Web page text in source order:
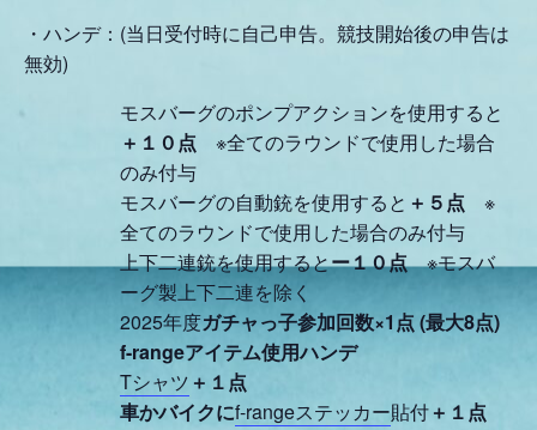
・ハンデ：(当日受付時に自己申告。競技開始後の申告は
無効)
モスバーグのポンプアクションを使用すると
＋１０点 ※全てのラウンドで使用した場合
のみ付与
モスバーグの自動銃を使用すると ＋５点 ※
全てのラウンドで使用した場合のみ付与
上下二連銃を使用するとー１０点※モスバ
ーグ製上下二連を除く
2025年度ガチャっ子参加回数×1点 (最大8点)
f-rangeアイテム使用ハンデ
Tシャツ ＋１点
車かバイクにf-rangeステッカー貼付＋１点